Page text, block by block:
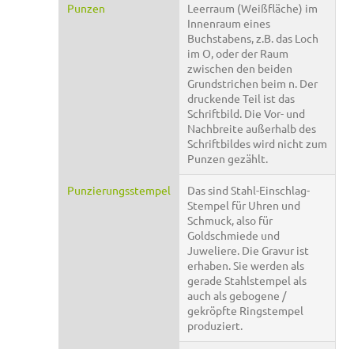
Punzen
Leerraum (Weißfläche) im
Innenraum eines
Buchstabens, z.B. das Loch
im O, oder der Raum
zwischen den beiden
Grundstrichen beim n. Der
druckende Teil ist das
Schriftbild. Die Vor- und
Nachbreite außerhalb des
Schriftbildes wird nicht zum
Punzen gezählt.
Punzierungsstempel
Das sind Stahl-Einschlag-
Stempel für Uhren und
Schmuck, also für
Goldschmiede und
Juweliere. Die Gravur ist
erhaben. Sie werden als
gerade Stahlstempel als
auch als gebogene /
gekröpfte Ringstempel
produziert.